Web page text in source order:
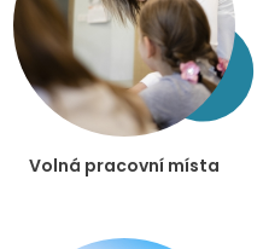
Volná pracovní místa